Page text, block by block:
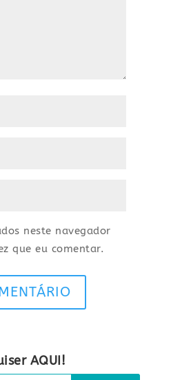
neste navegador
que eu comentar.
AQUI!